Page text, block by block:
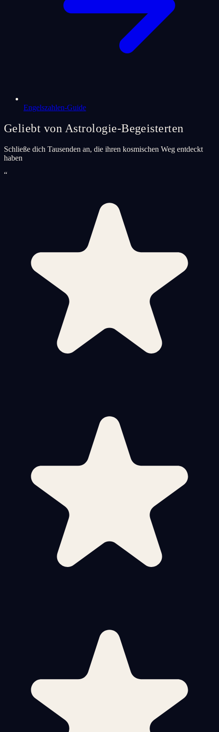
Engelszahlen-Guide
Geliebt von Astrologie-Begeisterten
Schließe dich Tausenden an, die ihren kosmischen Weg entdeckt
haben
“